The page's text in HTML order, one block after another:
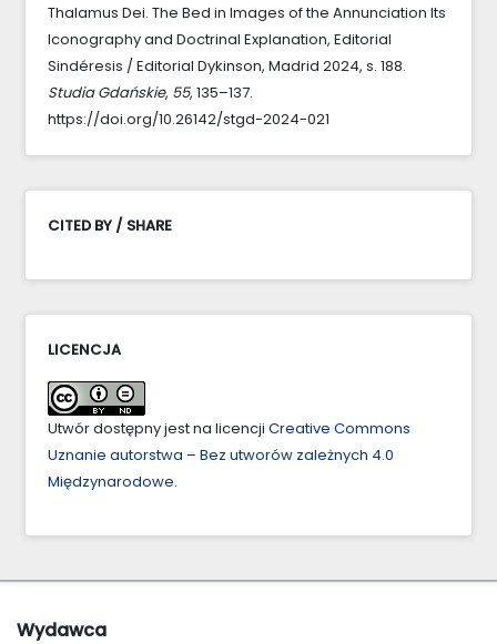
Thalamus Dei. The Bed in Images of the Annunciation Its
Iconography and Doctrinal Explanation, Editorial
Sindéresis / Editorial Dykinson, Madrid 2024, s. 188.
Studia Gdańskie, 55, 135–137.
https://doi.org/10.26142/stgd-2024-021
CITED BY / SHARE
LICENCJA
Utwór dostępny jest na licencji Creative Commons
Uznanie autorstwa – Bez utworów zależnych 4.0
Międzynarodowe.
Wydawca